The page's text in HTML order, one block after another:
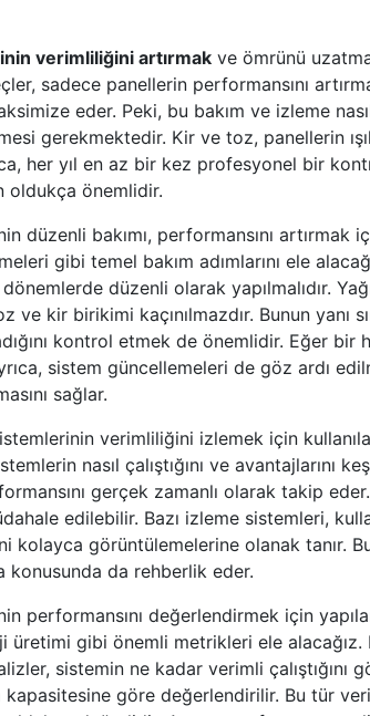
verimliliğini artırmak ve ömrünü
sadece panellerin performansını
eder. Peki, bu bakım ve izleme
gerekmektedir. Kir ve toz, panellerin
her yıl en az bir kez profesyonel bir
oldukça önemlidir.
düzenli bakımı, performansını
gibi temel bakım adımlarını ele
dönemlerde düzenli olarak yapılmalıdır.
ve kir birikimi kaçınılmazdır. Bunun yanı
kontrol etmek de önemlidir. Eğer
sistem güncellemeleri de göz ardı
sağlar.
verimliliğini izlemek için
nasıl çalıştığını ve avantajlarını
gerçek zamanlı olarak takip
edilebilir. Bazı izleme sistemleri,
kolayca görüntülemelerine olanak tanır.
konusunda da rehberlik eder.
performansını değerlendirmek için
üretimi gibi önemli metrikleri ele
sistemin ne kadar verimli çalıştığını
göre değerlendirilir. Bu tür